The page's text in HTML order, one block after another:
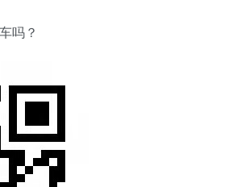
吗？